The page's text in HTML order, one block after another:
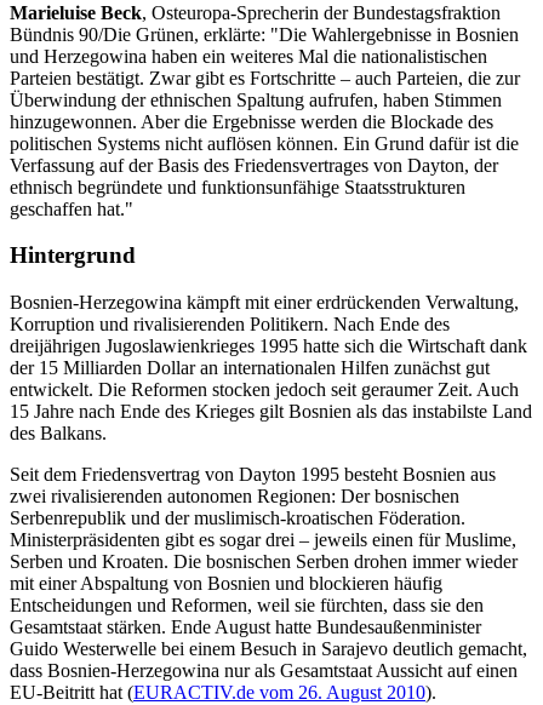
Marieluise Beck, Osteuropa-Sprecherin der Bundestagsfraktion
Bündnis 90/Die Grünen, erklärte: "Die Wahlergebnisse in Bosnien
und Herzegowina haben ein weiteres Mal die nationalistischen
Parteien bestätigt. Zwar gibt es Fortschritte – auch Parteien, die zur
Überwindung der ethnischen Spaltung aufrufen, haben Stimmen
hinzugewonnen. Aber die Ergebnisse werden die Blockade des
politischen Systems nicht auflösen können. Ein Grund dafür ist die
Verfassung auf der Basis des Friedensvertrages von Dayton, der
ethnisch begründete und funktionsunfähige Staatsstrukturen
geschaffen hat."
Hintergrund
Bosnien-Herzegowina kämpft mit einer erdrückenden Verwaltung,
Korruption und rivalisierenden Politikern. Nach Ende des
dreijährigen Jugoslawienkrieges 1995 hatte sich die Wirtschaft dank
der 15 Milliarden Dollar an internationalen Hilfen zunächst gut
entwickelt. Die Reformen stocken jedoch seit geraumer Zeit. Auch
15 Jahre nach Ende des Krieges gilt Bosnien als das instabilste Land
des Balkans.
Seit dem Friedensvertrag von Dayton 1995 besteht Bosnien aus
zwei rivalisierenden autonomen Regionen: Der bosnischen
Serbenrepublik und der muslimisch-kroatischen Föderation.
Ministerpräsidenten gibt es sogar drei – jeweils einen für Muslime,
Serben und Kroaten. Die bosnischen Serben drohen immer wieder
mit einer Abspaltung von Bosnien und blockieren häufig
Entscheidungen und Reformen, weil sie fürchten, dass sie den
Gesamtstaat stärken. Ende August hatte Bundesaußenminister
Guido Westerwelle bei einem Besuch in Sarajevo deutlich gemacht,
dass Bosnien-Herzegowina nur als Gesamtstaat Aussicht auf einen
EU-Beitritt hat (EURACTIV.de vom 26. August 2010).